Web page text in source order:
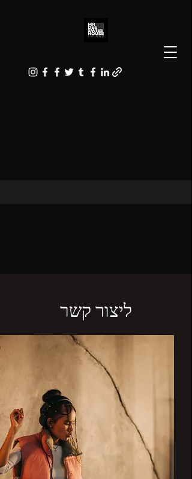
ליצור קשר